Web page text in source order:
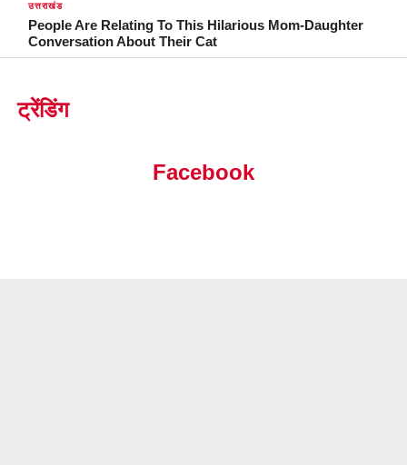
उत्तराखंड
People Are Relating To This Hilarious Mom-Daughter
Conversation About Their Cat
ट्रेंडिंग
Facebook